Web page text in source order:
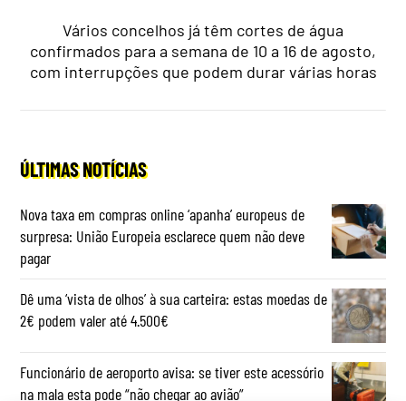
Vários concelhos já têm cortes de água
confirmados para a semana de 10 a 16 de agosto,
com interrupções que podem durar várias horas
ÚLTIMAS NOTÍCIAS
Nova taxa em compras online ‘apanha’ europeus de
surpresa: União Europeia esclarece quem não deve
pagar
Dê uma ‘vista de olhos’ à sua carteira: estas moedas de
2€ podem valer até 4.500€
Funcionário de aeroporto avisa: se tiver este acessório
na mala esta pode “não chegar ao avião”